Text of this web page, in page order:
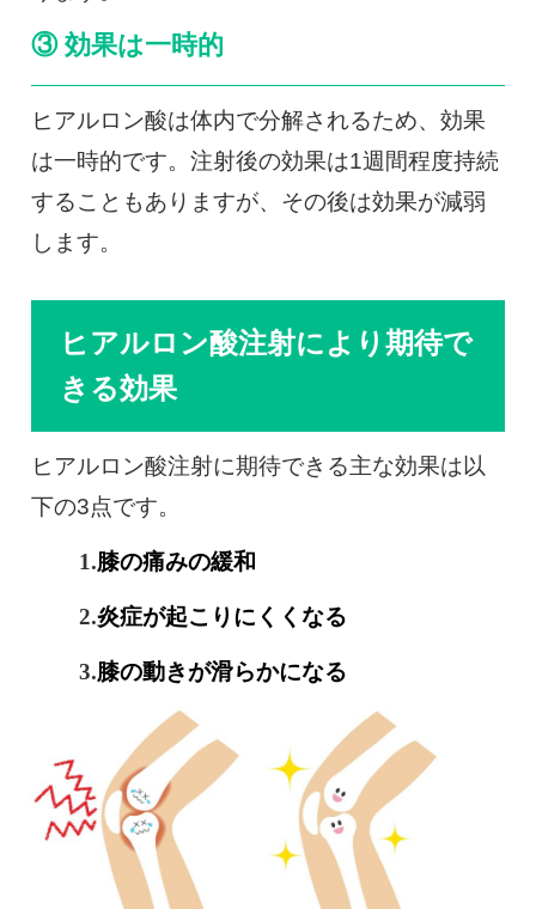
③ 効果は一時的
ヒアルロン酸は体内で分解されるため、効果
は一時的です。注射後の効果は1週間程度持続
することもありますが、その後は効果が減弱
します。
ヒアルロン酸注射により期待で
きる効果
ヒアルロン酸注射に期待できる主な効果は以
下の3点です。
膝の痛みの緩和
炎症が起こりにくくなる
膝の動きが滑らかになる